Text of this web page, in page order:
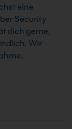
eine
Security
dich gerne,
Wir